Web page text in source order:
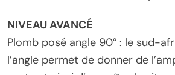
NIVEAU AVANCÉ
Plomb posé angle 90° : le sud-
l’angle permet de donner de